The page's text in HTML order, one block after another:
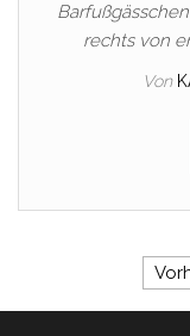
rechts von
Von